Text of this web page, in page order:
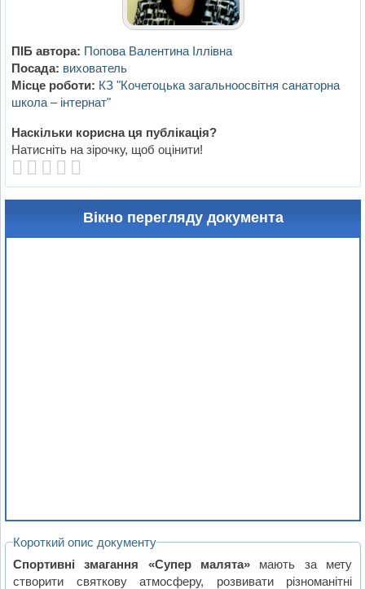
ПІБ автора: Попова Валентина Іллівна
Посада: вихователь
Місце роботи: КЗ "Кочетоцька загальноосвітня санаторна
школа – інтернат"
Наскільки корисна ця публікація?
Натисніть на зірочку, щоб оцінити!
Вікно перегляду документа
Короткий опис документу
Спортивні змагання «Супер малята» мають за мету
створити святкову атмосферу, розвивати різноманітні